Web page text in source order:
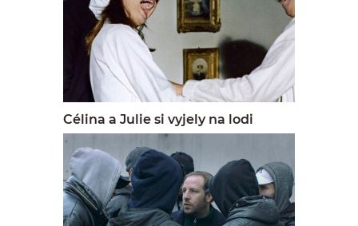
Célina a Julie si vyjely na lodi